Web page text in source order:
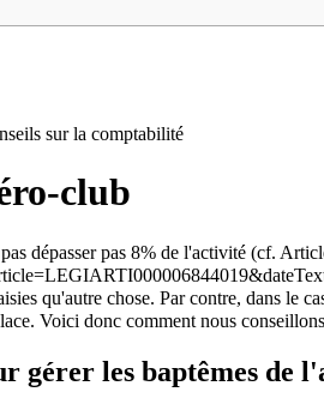
sur la comptabilité
club
dépasser pas 8% de l'activité (cf.
qu'autre chose. Par contre, dans le
Voici donc comment nous
gérer les baptêmes de